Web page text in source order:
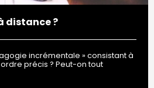
distance ?
incrémentale » consistant à
précis ? Peut-on tout